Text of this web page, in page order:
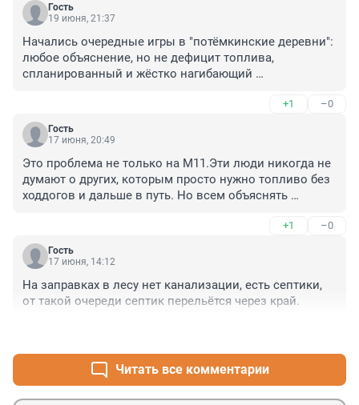
Гость
19 июня, 21:37
Начались очередные игры в "потёмкинские деревни":
любое объяснение, но не дефицит топлива,
спланированный и жёстко нагибающий
+1 –0
Гость
17 июня, 20:49
Это проблема не только на М11.Эти люди никогда не
думают о других, которым просто нужно топливо без
ходдогов и дальше в путь. Но всем объяснять
+1 –0
Гость
17 июня, 14:12
На заправках в лесу нет канализации, есть септики,
от такой очереди септик перельётся через край.
Читать все комментарии